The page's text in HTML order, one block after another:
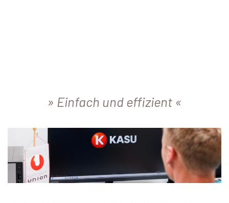
Einfach und effizient